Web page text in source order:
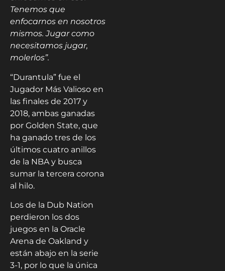
Tenemos que
enfocarnos en nosotros
mismos. Jugar como
necesitamos jugar,
molerlos”.
“Durantula” fue el
Jugador Más Valioso en
las finales de 2017 y
2018, ambas ganadas
por Golden State, que
ha ganado tres de los
últimos cuatro anillos
de la NBA y busca
sumar la tercera corona
al hilo.
Los de la Dub Nation
perdieron los dos
juegos en la Oracle
Arena de Oakland y
están abajo en la serie
3-1, por lo que la única